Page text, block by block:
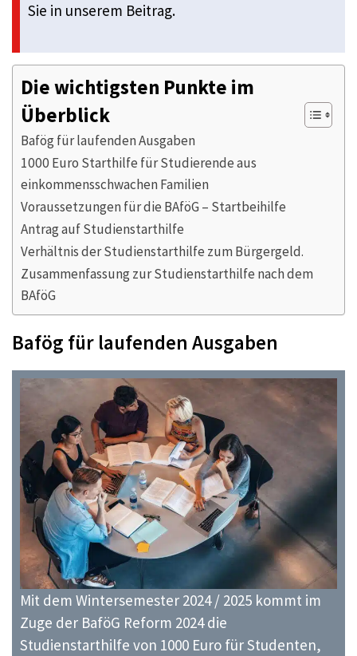
Sie in unserem Beitrag.
Die wichtigsten Punkte im
Überblick
Bafög für laufenden Ausgaben
1000 Euro Starthilfe für Studierende aus
einkommensschwachen Familien
Voraussetzungen für die BAföG – Startbeihilfe
Antrag auf Studienstarthilfe
Verhältnis der Studienstarthilfe zum Bürgergeld.
Zusammenfassung zur Studienstarthilfe nach dem
BAföG
Bafög für laufenden Ausgaben
Mit dem Wintersemester 2024 / 2025 kommt im
Zuge der BaföG Reform 2024 die
Studienstarthilfe von 1000 Euro für Studenten,